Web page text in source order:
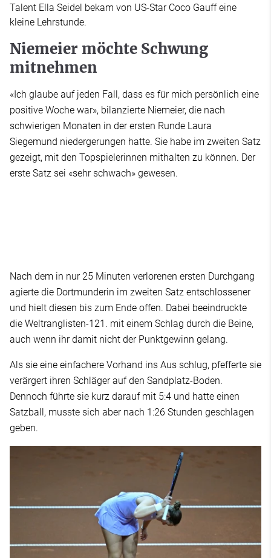
Talent Ella Seidel bekam von US-Star Coco Gauff eine
kleine Lehrstunde.
Niemeier möchte Schwung
mitnehmen
«Ich glaube auf jeden Fall, dass es für mich persönlich eine
positive Woche war», bilanzierte Niemeier, die nach
schwierigen Monaten in der ersten Runde Laura
Siegemund niedergerungen hatte. Sie habe im zweiten Satz
gezeigt, mit den Topspielerinnen mithalten zu können. Der
erste Satz sei «sehr schwach» gewesen.
Nach dem in nur 25 Minuten verlorenen ersten Durchgang
agierte die Dortmunderin im zweiten Satz entschlossener
und hielt diesen bis zum Ende offen. Dabei beeindruckte
die Weltranglisten-121. mit einem Schlag durch die Beine,
auch wenn ihr damit nicht der Punktgewinn gelang.
Als sie eine einfachere Vorhand ins Aus schlug, pfefferte sie
verärgert ihren Schläger auf den Sandplatz-Boden.
Dennoch führte sie kurz darauf mit 5:4 und hatte einen
Satzball, musste sich aber nach 1:26 Stunden geschlagen
geben.